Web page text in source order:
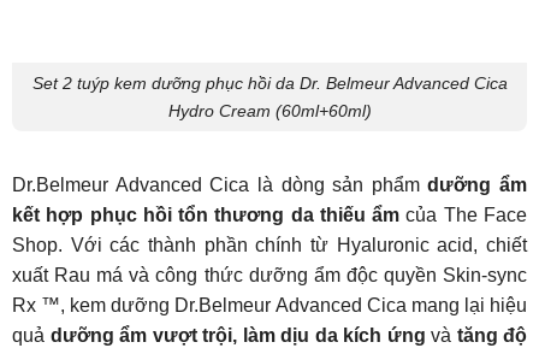
Set 2 tuýp kem dưỡng phục hồi da Dr. Belmeur Advanced Cica
Hydro Cream (60ml+60ml)
Dr.Belmeur Advanced Cica là dòng sản phẩmdưỡng ẩm
kết hợp phục hồi tổn thương da thiếu ẩm của The Face
Shop. Với các thành phần chính từ Hyaluronic acid, chiết
xuất Rau má và công thức dưỡng ẩm độc quyền Skin-sync
Rx ™, kem dưỡng Dr.Belmeur Advanced Cica mang lại hiệu
quả dưỡng ẩm vượt trội, làm dịu da kích ứng và tăng độ